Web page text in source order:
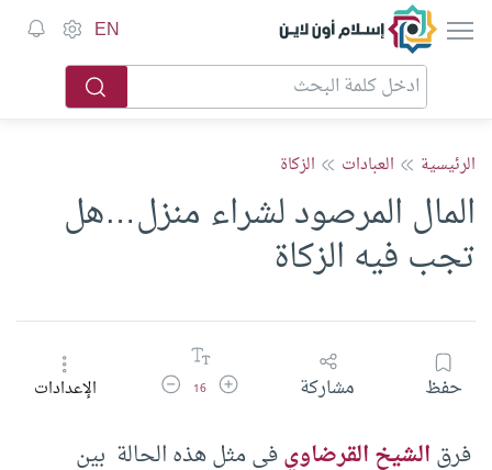
إسلام أون لاين EN
الرئيسية العبادات الزكاة
المال المرصود لشراء منزل…هل
تجب فيه الزكاة
حفظ مشاركة زيادة حجم الخط
16 تقليل حجم الخطالإعدادات
فرقالشيخ القرضاويفي مثل هذه الحالة بين